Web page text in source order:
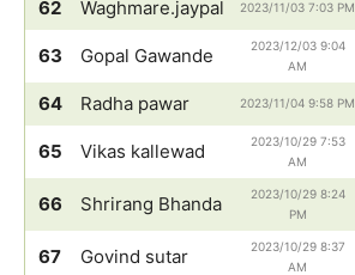
62
Waghmare.jaypal 2023/11/03 7:03 PM
63 Gopal Gawande
2023/12/03 9:04
AM
64 Radha pawar 2023/11/04 9:58 PM
65 Vikas kallewad
2023/10/29 7:53
AM
66 Shrirang Bhanda
2023/10/29 8:24
PM
67 Govind sutar
2023/10/29 8:37
AM